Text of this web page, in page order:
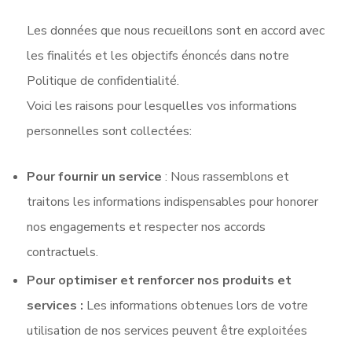
Les données que nous recueillons sont en accord avec
les finalités et les objectifs énoncés dans notre
Politique de confidentialité.
Voici les raisons pour lesquelles vos informations
personnelles sont collectées:
Pour fournir un service : Nous rassemblons et
traitons les informations indispensables pour honorer
nos engagements et respecter nos accords
contractuels.
Pour optimiser et renforcer nos produits et
services : Les informations obtenues lors de votre
utilisation de nos services peuvent être exploitées